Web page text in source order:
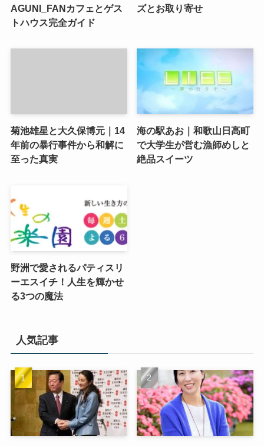
AGUNI_FANカフェとゲス
トハウス完全ガイド
ズとお取り寄せ
菊池雄星と大久保博元｜14
年前の暴行事件から和解に
至った真実
海の駅あお｜和歌山日高町
で大学生が営む漁師めしと
絶品スイーツ
野洲で愛されるパティスリ
ーエスイチ！人生を輝かせ
る3つの魔法
人気記事